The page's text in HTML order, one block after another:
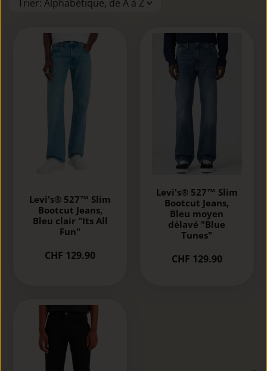
Trier: Alphabétique, de A à Z
Levi's® 527™ Slim
Bootcut Jeans,
Bleu clair "Its All
Fun"
CHF 129.90
Levi's® 527™ Slim
Bootcut Jeans,
Bleu moyen
délavé "Blue
Tunes"
CHF 129.90